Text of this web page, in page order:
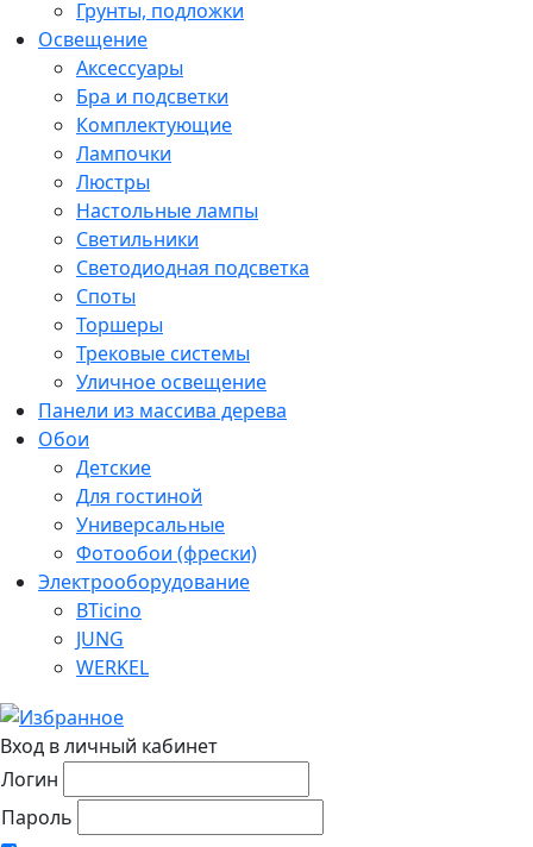
Грунты, подложки
Освещение
Аксессуары
Бра и подсветки
Комплектующие
Лампочки
Люстры
Настольные лампы
Светильники
Светодиодная подсветка
Споты
Торшеры
Трековые системы
Уличное освещение
Панели из массива дерева
Обои
Детские
Для гостиной
Универсальные
Фотообои (фрески)
Электрооборудование
BTicino
JUNG
WERKEL
Вход в личный кабинет
Логин
Пароль